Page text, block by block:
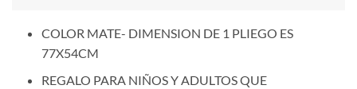
COLOR MATE- DIMENSION DE 1 PLIEGO ES
77X54CM
REGALO PARA NIÑOS Y ADULTOS QUE